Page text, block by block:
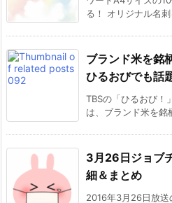
る！ オリジナル名
ブランド米を銘
ひるおびでも話
TBSの「ひるおび！
は、ブランド米を銘
3月26日ジョブ
細＆まとめ
2016年3月26日放送